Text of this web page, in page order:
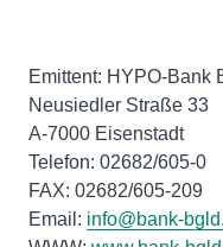
Emittent: HYPO-Bank
Neusiedler Straße 33
A-7000 Eisenstadt
Telefon: 02682/605-0
FAX: 02682/605-209
Email: info@bank-